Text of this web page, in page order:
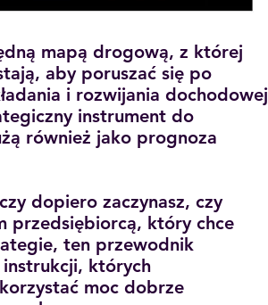
mapą drogową, z której
aby poruszać się po
i rozwijania dochodowej
instrument do
również jako prognoza
dopiero zaczynasz, czy
przedsiębiorcą, który chce
ten przewodnik
których
moc dobrze